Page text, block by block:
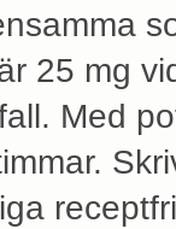
25 mg
Med